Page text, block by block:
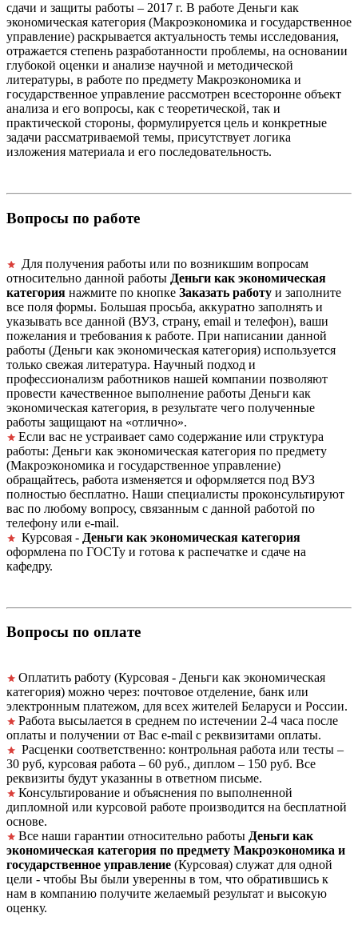
сдачи и защиты работы – 2017 г. В работе Деньги как
экономическая категория (Макроэкономика и государственное
управление) раскрывается актуальность темы исследования,
отражается степень разработанности проблемы, на основании
глубокой оценки и анализе научной и методической
литературы, в работе по предмету Макроэкономика и
государственное управление рассмотрен всесторонне объект
анализа и его вопросы, как с теоретической, так и
практической стороны, формулируется цель и конкретные
задачи рассматриваемой темы, присутствует логика
изложения материала и его последовательность.
Вопросы по работе
Для получения работы или по возникшим вопросам
относительно данной работы Деньги как экономическая
категория нажмите по кнопке Заказать работу и заполните
все поля формы. Большая просьба, аккуратно заполнять и
указывать все данной (ВУЗ, страну, email и телефон), ваши
пожелания и требования к работе. При написании данной
работы (Деньги как экономическая категория) используется
только свежая литература. Научный подход и
профессионализм работников нашей компании позволяют
провести качественное выполнение работы Деньги как
экономическая категория, в результате чего полученные
работы защищают на «отлично».
Если вас не устраивает само содержание или структура
работы: Деньги как экономическая категория по предмету
(Макроэкономика и государственное управление)
обращайтесь, работа изменяется и оформляется под ВУЗ
полностью бесплатно. Наши специалисты проконсультируют
вас по любому вопросу, связанным с данной работой по
телефону или e-mail.
Курсовая - Деньги как экономическая категория
оформлена по ГОСТу и готова к распечатке и сдаче на
кафедру.
Вопросы по оплате
Оплатить работу (Курсовая - Деньги как экономическая
категория) можно через: почтовое отделение, банк или
электронным платежом, для всех жителей Беларуси и России.
Работа высылается в среднем по истечении 2-4 часа после
оплаты и получении от Вас e-mail с реквизитами оплаты.
Расценки соответственно: контрольная работа или тесты –
30 руб, курсовая работа – 60 руб., диплом – 150 руб. Все
реквизиты будут указанны в ответном письме.
Консультирование и объяснения по выполненной
дипломной или курсовой работе производится на бесплатной
основе.
Все наши гарантии относительно работы Деньги как
экономическая категория по предмету Макроэкономика и
государственное управление (Курсовая) служат для одной
цели - чтобы Вы были уверенны в том, что обратившись к
нам в компанию получите желаемый результат и высокую
оценку.